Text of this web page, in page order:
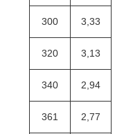
300 3,33
320 3,13
340 2,94
361 2,77